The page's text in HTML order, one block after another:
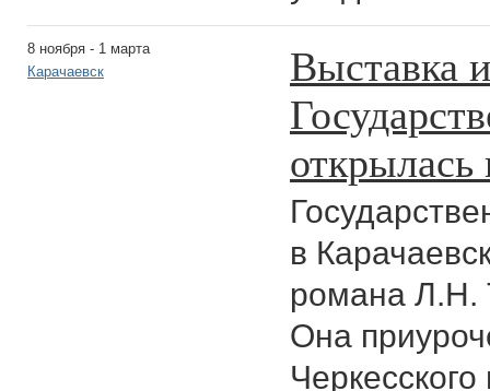
8 ноября - 1 марта
Карачаевск
Выставка
открылась
в
романа Л.Н.
Она
Черкесского